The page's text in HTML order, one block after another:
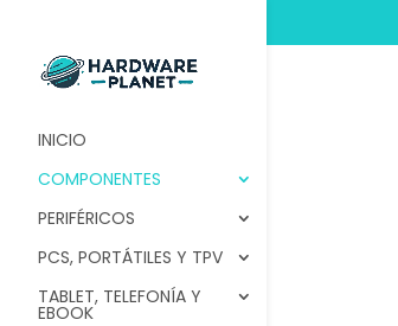
INICIO
COMPONENTES
PERIFÉRICOS
PCS, PORTÁTILES Y TPV
TABLET, TELEFONÍA Y
EBOOK